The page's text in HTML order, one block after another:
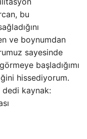
bu
ve boynumdan
sayesinde
başladığımı
hissediyorum.
dedi kaynak: